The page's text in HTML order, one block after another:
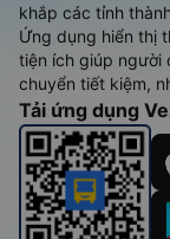
khắp các tỉnh
Ứng dụng hiển thị
tiện ích giúp người
chuyển tiết kiệm,
Tải ứng dụng